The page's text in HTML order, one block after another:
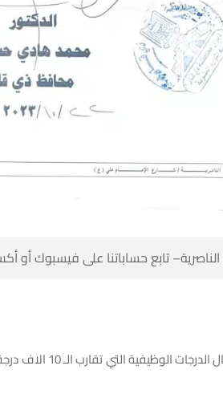
تابع حساباتنا على فيسبوك أو
اعلنت محافظة ذي قار عن آلية